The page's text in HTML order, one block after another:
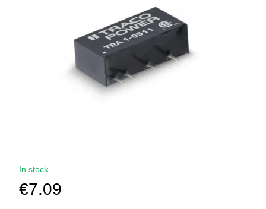
In stock
€7.09